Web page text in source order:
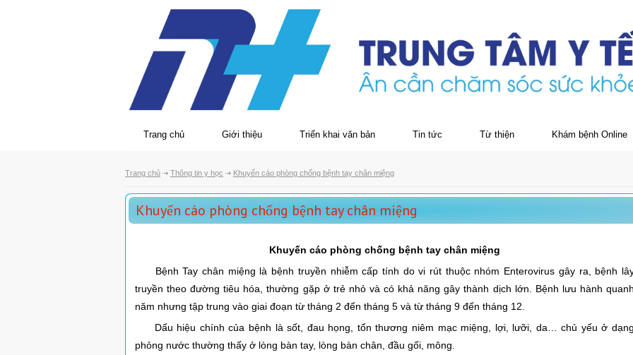
Trang chủ Giới thiệu Triển khai văn bản Tin tức Từ thiện Khám bệnh Online
Trang chủ Thông tin y học Khuyến cáo phòng chống bệnh tay chân miệng
Khuyến cáo phòng chống bệnh tay chân miệng
Khuyến cáo phòng chống bệnh tay chân miệng
Bệnh Tay chân miệng là bệnh truyền nhiễm cấp tính do vi rút thuộc nhóm Enterovirus gây ra, bệnh
truyền theo đường tiêu hóa, thường gặp ở trẻ nhỏ và có khả năng gây thành dịch lớn. Bệnh lưu hành
năm nhưng tập trung vào giai đoạn từ tháng 2 đến tháng 5 và từ tháng 9 đến tháng 12.
Dấu hiệu chính của bệnh là sốt, đau họng, tổn thương niêm mạc miệng, lợi, lưỡi, da… chủ yếu ở
phỏng nước thường thấy ở lòng bàn tay, lòng bàn chân, đầu gối, mông.